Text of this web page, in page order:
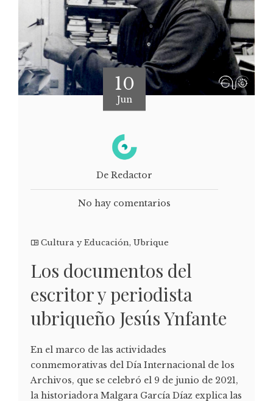
10
Jun
De Redactor
No hay comentarios
Cultura y Educación, Ubrique
Los documentos del
escritor y periodista
ubriqueño Jesús Ynfante
En el marco de las actividades
conmemorativas del Día Internacional de los
Archivos, que se celebró el 9 de junio de 2021,
la historiadora Malgara García Díaz explica las